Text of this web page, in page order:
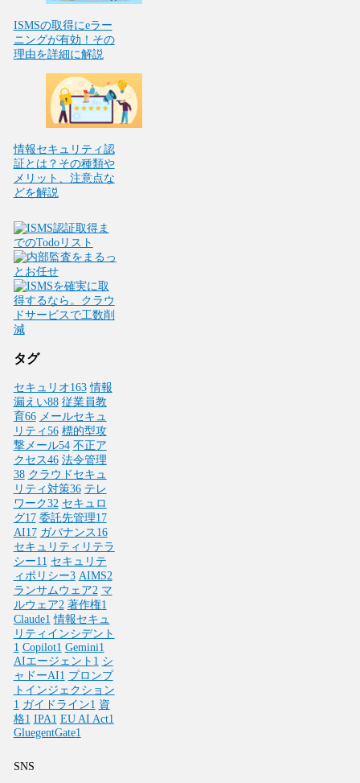
ISMSの取得にeラー
ニングが有効！その
理由を詳細に解説
情報セキュリティ認
証とは？その種類や
メリット、注意点な
どを解説
タグ
セキュリオ163 情報
漏えい88 従業員教
育66 メールセキュ
リティ 56 標的型攻
撃メール54 不正ア
クセス46 法令管理
38 クラウドセキュ
リティ対策36 テレ
ワーク32 セキュロ
グ17 委託先管理17
AI17 ガバナンス 16
セキュリティリテラ
シー11 セキュリテ
ィポリシー3 AIMS2
ランサムウェア2 マ
ルウェア2 著作権1
Claude1 情報セキュ
リティインシデント
1 Copilot1 Gemini1
AIエージェント 1 シ
ャドーAI1 プロンプ
トインジェクション
1 ガイドライン1 資
格1 IPA1 EU AI Act1
GluegentGate1
SNS